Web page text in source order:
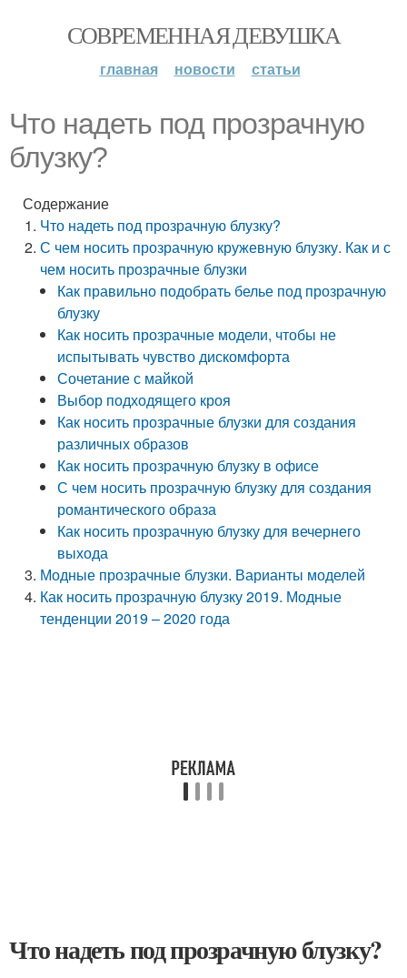
СОВРЕМЕННАЯ ДЕВУШКА
главная новости статьи
Что надеть под прозрачную
блузку?
Содержание
Что надеть под прозрачную блузку?
С чем носить прозрачную кружевную блузку. Как и с
чем носить прозрачные блузки
Как правильно подобрать белье под прозрачную
блузку
Как носить прозрачные модели, чтобы не
испытывать чувство дискомфорта
Сочетание с майкой
Выбор подходящего кроя
Как носить прозрачные блузки для создания
различных образов
Как носить прозрачную блузку в офисе
С чем носить прозрачную блузку для создания
романтического образа
Как носить прозрачную блузку для вечернего
выхода
Модные прозрачные блузки. Варианты моделей
Как носить прозрачную блузку 2019. Модные
тенденции 2019 – 2020 года
Что надеть под прозрачную блузку?